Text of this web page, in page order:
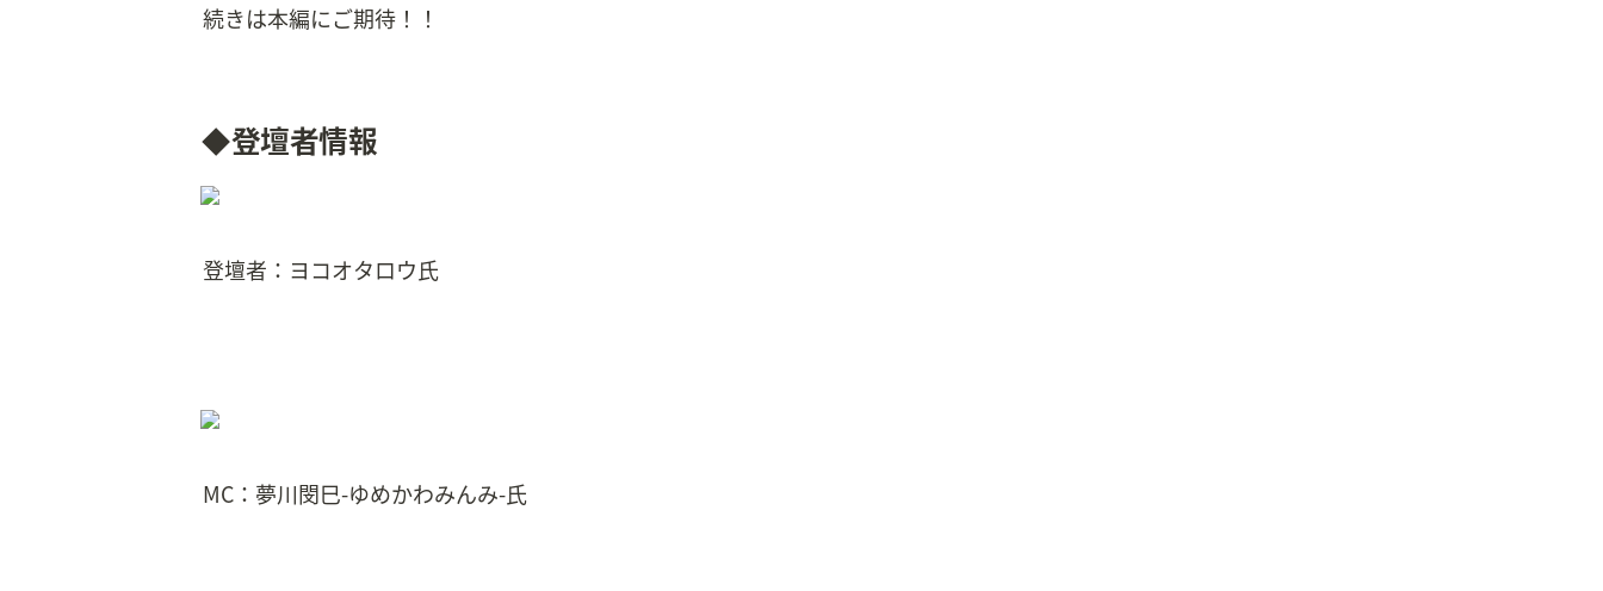
続きは本編にご期待！！
◆登壇者情報
登壇者：ヨコオタロウ氏
MC：夢川閔巳-ゆめかわみんみ-氏